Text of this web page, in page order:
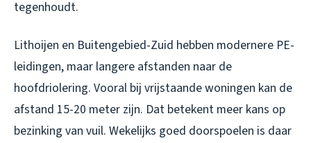
tegenhoudt.
Lithoijen en Buitengebied-Zuid hebben modernere PE-
leidingen, maar langere afstanden naar de
hoofdriolering. Vooral bij vrijstaande woningen kan de
afstand 15-20 meter zijn. Dat betekent meer kans op
bezinking van vuil. Wekelijks goed doorspoelen is daar